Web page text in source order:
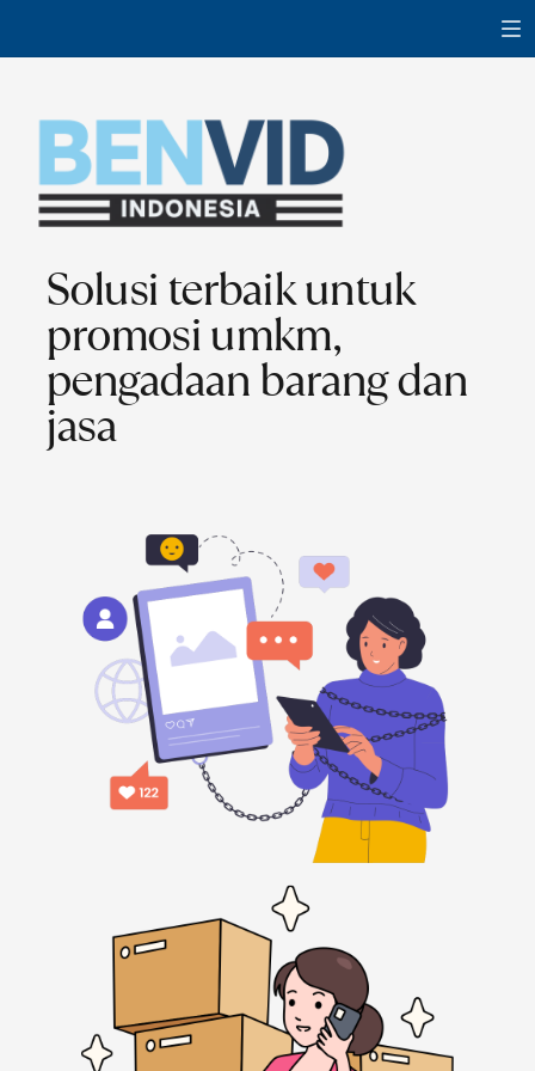
Solusi terbaik untuk
promosi umkm,
pengadaan barang dan
jasa